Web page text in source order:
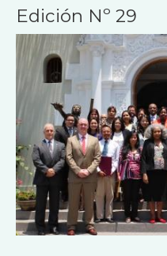
Edición Nº 29